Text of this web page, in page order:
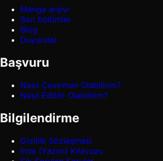
Manga arşivi
Son bölümler
Blog
Duyurular
Başvuru
Nasıl Çevirmen Olabilirim?
Nasıl Editör Olabilirim?
Bilgilendirme
Gizlilik Sözleşmesi
İmla (Yazım) Kılavuzu